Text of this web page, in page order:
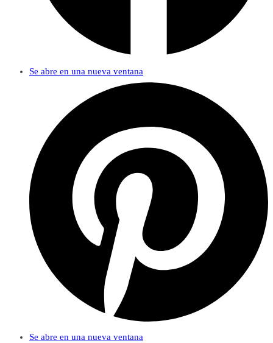
Se abre en una nueva ventana
Se abre en una nueva ventana